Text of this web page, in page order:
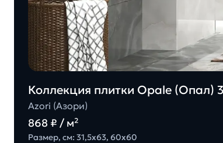
Коллекция плитки Opale (Опал)
Azori (Азори)
868 ₽ / м²
Размер, см: 31,5х63, 60х60